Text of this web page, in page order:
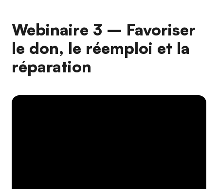
Webinaire 3 – Favoriser
le don, le réemploi et la
réparation